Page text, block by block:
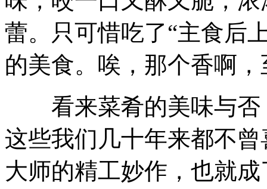
蕾。只可惜吃了“主食后
的美食。唉，那个香啊
看来菜肴的美味与否
这些我们几十年来都不
大师的精工妙作，也就